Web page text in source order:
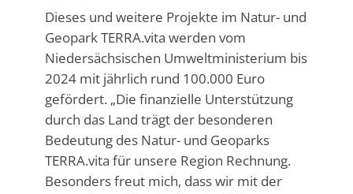
Dieses und weitere Projekte im Natur- und
Geopark TERRA.vita werden vom
Niedersächsischen Umweltministerium bis
2024 mit jährlich rund 100.000 Euro
gefördert. „Die finanzielle Unterstützung
durch das Land trägt der besonderen
Bedeutung des Natur- und Geoparks
TERRA.vita für unsere Region Rechnung.
Besonders freut mich, dass wir mit der